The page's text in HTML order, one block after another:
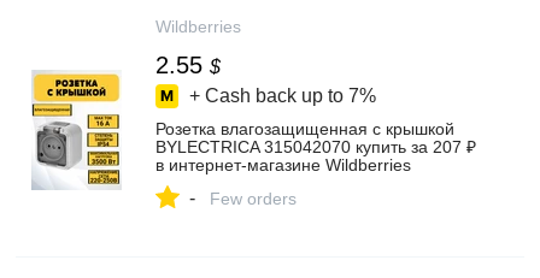
Wildberries
2.55 $
+ Cash back up to 7%
Розетка влагозащищенная с крышкой
BYLECTRICA 315042070 купить за 207 ₽
в интернет‑магазине Wildberries
- Few orders